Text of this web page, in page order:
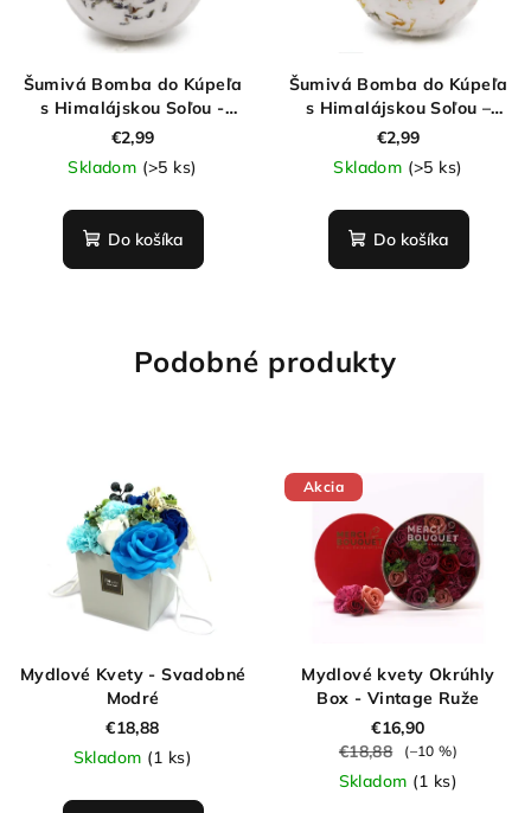
Šumivá Bomba do Kúpeľa
s Himalájskou Soľou -
Relax 180g
€2,99
Skladom (>5 ks)
Do košíka
Šumivá Bomba do Kúpeľa
s Himalájskou Soľou –
Energia 180g
€2,99
Skladom (>5 ks)
Do košíka
Podobné produkty
Mydlové Kvety - Svadobné
Modré
€18,88
Skladom (1 ks)
Akcia
Mydlové kvety Okrúhly
Box - Vintage Ruže
€16,90
€18,88
(–10 %)
Skladom (1 ks)